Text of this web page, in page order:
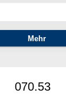
070.53